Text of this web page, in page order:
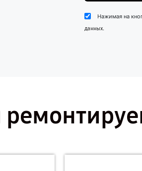
Нажимая на
данных.